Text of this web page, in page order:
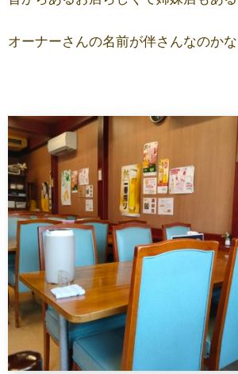
オーナーさんの名前が伴さんなのかな